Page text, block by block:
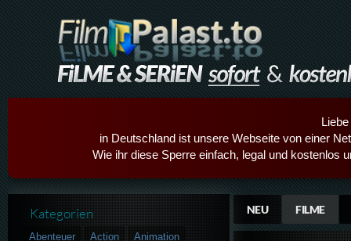
in Deutschland ist unsere Webseite von einer
Wie ihr diese Sperre einfach, legal und kostenlos
NEU FILME
Kategorien
Abenteuer Action
Animation